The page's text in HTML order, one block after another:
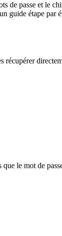
de passe et le
guide étape par
récupérer
le mot de